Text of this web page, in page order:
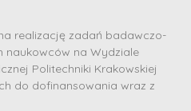
realizację zadań badawczo-
naukowców na Wydziale
Politechniki Krakowskiej
do dofinansowania wraz z
D